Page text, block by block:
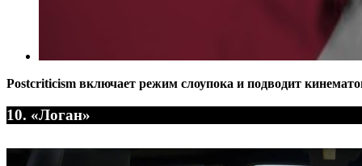
Postcriticism включает режим слоупока и подводит
10. «Логан»